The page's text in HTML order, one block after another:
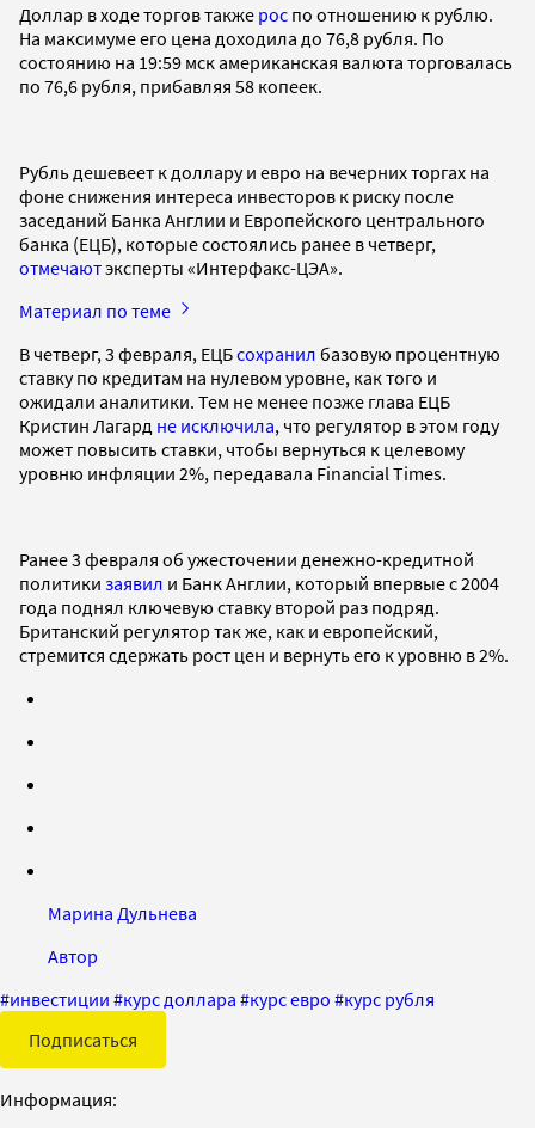
Доллар в ходе торгов также рос по отношению к рублю.
На максимуме его цена доходила до 76,8 рубля. По
состоянию на 19:59 мск американская валюта торговалась
по 76,6 рубля, прибавляя 58 копеек.
Рубль дешевеет к доллару и евро на вечерних торгах на
фоне снижения интереса инвесторов к риску после
заседаний Банка Англии и Европейского центрального
банка (ЕЦБ), которые состоялись ранее в четверг,
отмечаютэксперты «Интерфакс-ЦЭА».
Материал по теме
В четверг, 3 февраля, ЕЦБсохранил базовую процентную
ставку по кредитам на нулевом уровне, как того и
ожидали аналитики. Тем не менее позже глава ЕЦБ
Кристин Лагард не исключила, что регулятор в этом году
может повысить ставки, чтобы вернуться к целевому
уровню инфляции 2%, передавала Financial Times.
Ранее 3 февраля об ужесточении денежно-кредитной
политики заявил и Банк Англии, который впервые с 2004
года поднял ключевую ставку второй раз подряд.
Британский регулятор так же, как и европейский,
стремится сдержать рост цен и вернуть его к уровню в 2%.
Марина Дульнева
Автор
#инвестиции #курс доллара #курс евро #курс рубля
Подписаться
Информация: